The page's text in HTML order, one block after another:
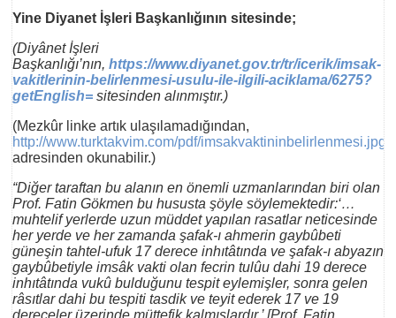
Yine Diyanet İşleri Başkanlığının sitesinde;
(Diyânet İşleri
Başkanlığı’nın, https://www.diyanet.gov.tr/tr/icerik/imsak-
vakitlerinin-belirlenmesi-usulu-ile-ilgili-aciklama/6275?
getEnglish= sitesinden alınmıştır.)
(Mezkûr linke artık ulaşılamadığından,
http://www.turktakvim.com/pdf/imsakvaktininbelirlenmesi.jpg
adresinden okunabilir.)
“Diğer taraftan bu alanın en önemli uzmanlarından biri olan
Prof. Fatin Gökmen bu hususta şöyle söylemektedir:‘…
muhtelif yerlerde uzun müddet yapılan rasatlar neticesinde
her yerde ve her zamanda şafak-ı ahmerin gaybûbeti
güneşin tahtel-ufuk 17 derece inhıtâtında ve şafak-ı abyazın
gaybûbetiyle imsâk vakti olan fecrin tulûu dahi 19 derece
inhıtâtında vukû bulduğunu tespit eylemişler, sonra gelen
râsıtlar dahi bu tespiti tasdik ve teyit ederek 17 ve 19
dereceler üzerinde müttefik kalmışlardır.’ [Prof. Fatin